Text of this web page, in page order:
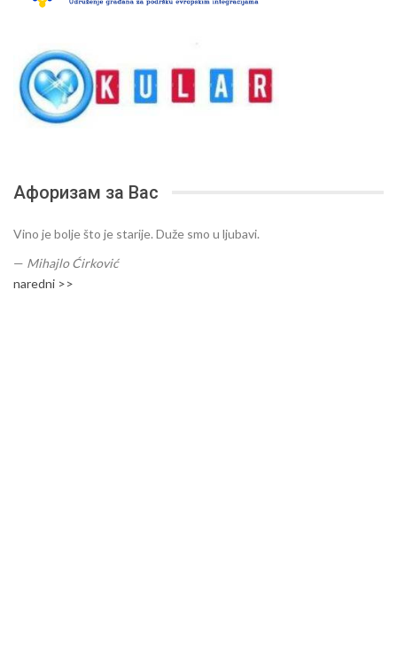
Афоризам за Вас
Vino je bolje što je starije. Duže smo u ljubavi.
— Mihajlo Ćirković
naredni >>